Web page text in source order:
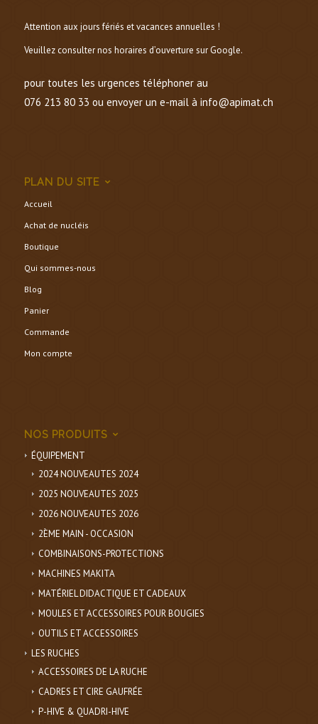
Attention aux jours fériés et vacances annuelles !
Veuillez consulter nos horaires d’ouverture sur Google.
pour toutes les urgences téléphoner au
076 213 80 33 ou envoyer un e-mail à info@apimat.ch
PLAN DU SITE
Accueil
Achat de nucléis
Boutique
Qui sommes-nous
Blog
Panier
Commande
Mon compte
NOS PRODUITS
ÉQUIPEMENT
2024 NOUVEAUTES 2024
2025 NOUVEAUTES 2025
2026 NOUVEAUTES 2026
2ÈME MAIN - OCCASION
COMBINAISONS-PROTECTIONS
MACHINES MAKITA
MATÉRIEL DIDACTIQUE ET CADEAUX
MOULES ET ACCESSOIRES POUR BOUGIES
OUTILS ET ACCESSOIRES
LES RUCHES
ACCESSOIRES DE LA RUCHE
CADRES ET CIRE GAUFRÉE
P-HIVE & QUADRI-HIVE